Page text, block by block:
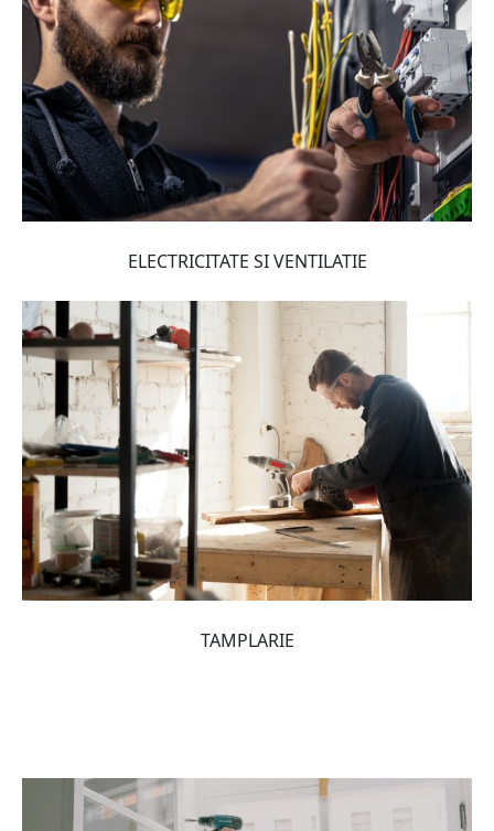
ELECTRICITATE SI VENTILATIE
TAMPLARIE